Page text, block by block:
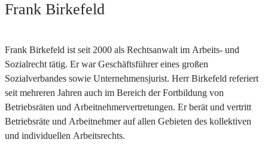
Frank Birkefeld
Frank Birkefeld ist seit 2000 als Rechtsanwalt im Arbeits- und
Sozialrecht tätig. Er war Geschäftsführer eines großen
Sozialverbandes sowie Unternehmensjurist. Herr Birkefeld referiert
seit mehreren Jahren auch im Bereich der Fortbildung von
Betriebsräten und Arbeitnehmervertretungen. Er berät und vertritt
Betriebsräte und Arbeitnehmer auf allen Gebieten des kollektiven
und individuellen Arbeitsrechts.